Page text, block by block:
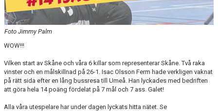
Foto Jimmy Palm
WOW!!!
Vilken start av Skåne och våra 6 killar som representerar Skåne. Två raka
vinster och en målskillnad på 26-1. Isac Olsson Ferm hade verkligen vaknat
på rätt sida efter en lång bussresa till Umeå. Han lyckades med bedriften
att göra hela 14 poäng fördelat på 7 mål och 7 ass. Galet!
Alla våra utespelare har under dagen lyckats hitta nätet. Se